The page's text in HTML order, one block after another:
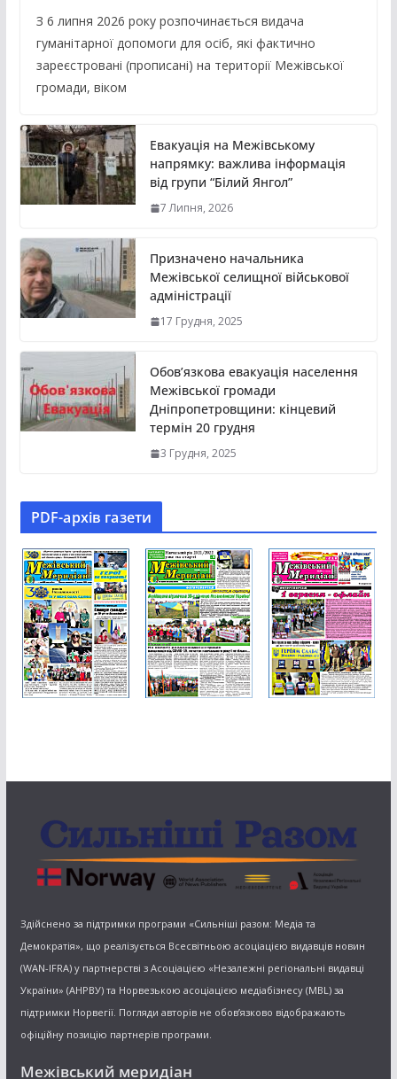
З 6 липня 2026 року розпочинається видача
гуманітарної допомоги для осіб, які фактично
зареєстровані (прописані) на території Межівської
громади, віком
Евакуація на Межівському
напрямку: важлива інформація
від групи “Білий Янгол”
7 Липня, 2026
Призначено начальника
Межівської селищної військової
адміністрації
17 Грудня, 2025
Обов’язкова евакуація населення
Межівської громади
Дніпропетровщини: кінцевий
термін 20 грудня
3 Грудня, 2025
PDF-aрхів газети
Здійснено за підтримки програми «Сильніші разом: Медіа та
Демократія», що реалізується Всесвітньою асоціацією видавців новин
(WAN-IFRA) у партнерстві з Асоціацією «Незалежні регіональні видавці
України» (АНРВУ) та Норвезькою асоціацією медіабізнесу (MBL) за
підтримки Норвегії. Погляди авторів не обов’язково відображають
офіційну позицію партнерів програми.
Межівський меридіан